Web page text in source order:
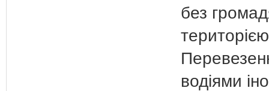
без
водіями